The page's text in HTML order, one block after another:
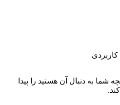
شما به دنبال آن هستید را پیدا